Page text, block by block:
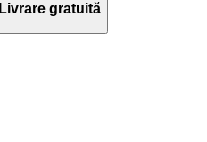
Livrare gratuită